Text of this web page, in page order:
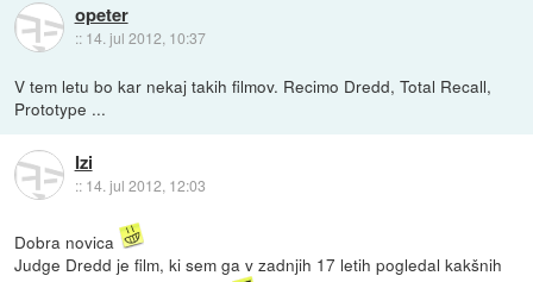
opeter
:: 14. jul 2012, 10:37
V tem letu bo kar nekaj takih filmov. Recimo Dredd, Total Recall,
Prototype ...
Izi
:: 14. jul 2012, 12:03
Dobra novica
Judge Dredd je film, ki sem ga v zadnjih 17 letih pogledal kakšnih